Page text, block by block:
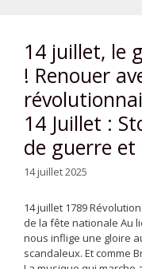
14 juillet, le
! Renouer
14 Juillet :
de guerre
14 juillet 2025
14 juillet 1789
de la fête nationale Au
nous inflige une gloire
scandaleux. Et comme